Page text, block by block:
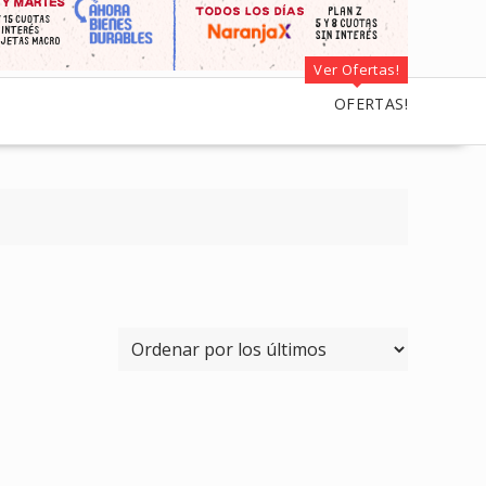
Ver Ofertas!
OFERTAS!